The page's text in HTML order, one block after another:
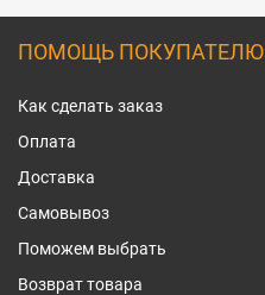
ПОМОЩЬ ПОКУПАТЕЛЮ
Как сделать заказ
Оплата
Доставка
Самовывоз
Поможем выбрать
Возврат товара